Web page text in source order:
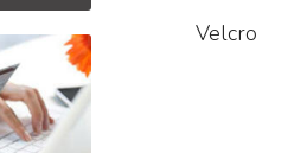
Velcro